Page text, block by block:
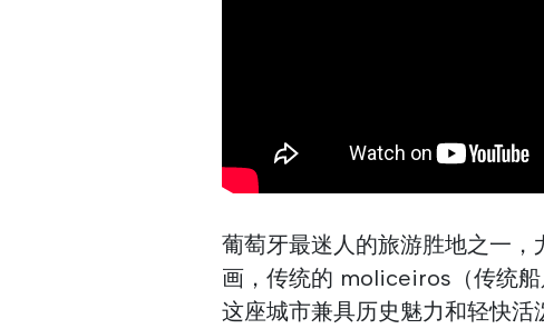
葡萄牙最迷人的旅游胜地之一
画，传统的 moliceiros（传统船
这座城市兼具历史魅力和轻快